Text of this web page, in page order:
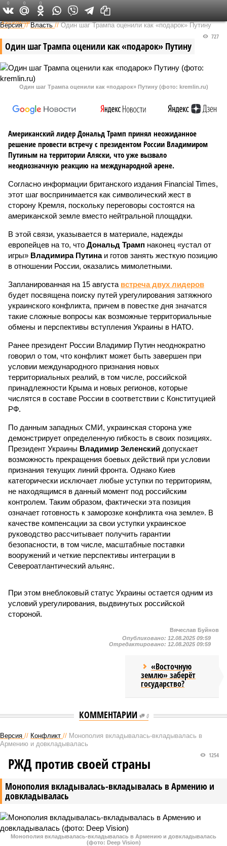
Федеральный выпуск
Версия //Власть //Один шаг Трампа оценили как «подарок» Путину
Один шаг Трампа оценили как «подарок» Путину
727
Один шаг Трампа оценили как «подарок» Путину (фото: kremlin.ru)
Американский лидер Дональд Трамп принял неожиданное
решение провести встречу с президентом России Владимиром
Путиным на территории Аляски, что уже вызвало
неоднозначную реакцию на международной арене.
Согласно информации британского издания Financial Times,
этот шаг воспринимается как символический жест в
сторону Кремля, поскольку переговоры состоятся на
американской земле вместо нейтральной площадки.
В этой связи, указывается в материале, надежды
европейцев на то, что Дональд Трамп наконец «устал от
игры» Владимира Путинаи готов занять жесткую позицию
в отношении России, оказались мимолетными.
Запланированная на 15 августа встреча двух лидеров
будет посвящена поиску путей урегулирования затяжного
украинского конфликта, причем в повестке дня значатся
такие сложные вопросы как возможные территориальные
обмены и перспективы вступления Украины в НАТО.
Ранее президент России Владимир Путин неоднократно
говорил о том, что конфликт может быть завершен при
условии международного признания новых
территориальных реалий, в том числе, российской
принадлежности Крыма и новых регионов, которые
числятся в составе России в соответствии с Конституцией
РФ.
По данным западных СМИ, украинская сторона уже
демонстрирует определенную гибкость в своих позициях.
Президент Украины Владимир Зеленский допускает
возможность прекращения боевых действий при условии
признания текущих линий фронта. Однако Киев
категорически исключает любые уступки по территориям,
не находящимся в данный момент под российским
контролем. Таким образом, фактически эта позиция
означает готовность к заморозке конфликта «на земле». В
качестве компенсации за свои уступки украинское
руководство рассчитывает получить гарантии
безопасности, в том числе, масштабные поставки
вооружений и четкие перспективы интеграции в
Североатлантический альянс.
При этом внеблоковый статус Украины остается одним из
условий урегулирования, выдвинутых российской
стороной.
0 0 0
Вячеслав Буйнов
Опубликовано: 12.08.2025 09:59
Отредактировано: 12.08.2025 09:59
«Восточную
землю» заберёт
государство?
КОММЕНТАРИИ 0
Версия // Конфликт // Монополия вкладывалась-вкладывалась в
Армению и довкладывалась
Монополия вкладывалась-вкладывалась в Армению и
довкладывалась
1254
РЖД против своей страны
Монополия вкладывалась-вкладывалась в Армению и довкладывалась
(фото: Deep Vision)